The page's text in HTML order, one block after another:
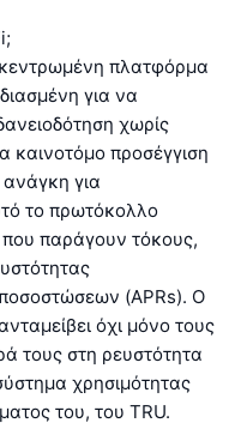
πλατφόρμα
για να
χωρίς
καινοτόμο προσέγγιση
για
το πρωτόκολλο
που παράγουν τόκους,
(APRs). Ο
όχι μόνο τους
τους στη ρευστότητα
χρησιμότητας
του, του TRU.